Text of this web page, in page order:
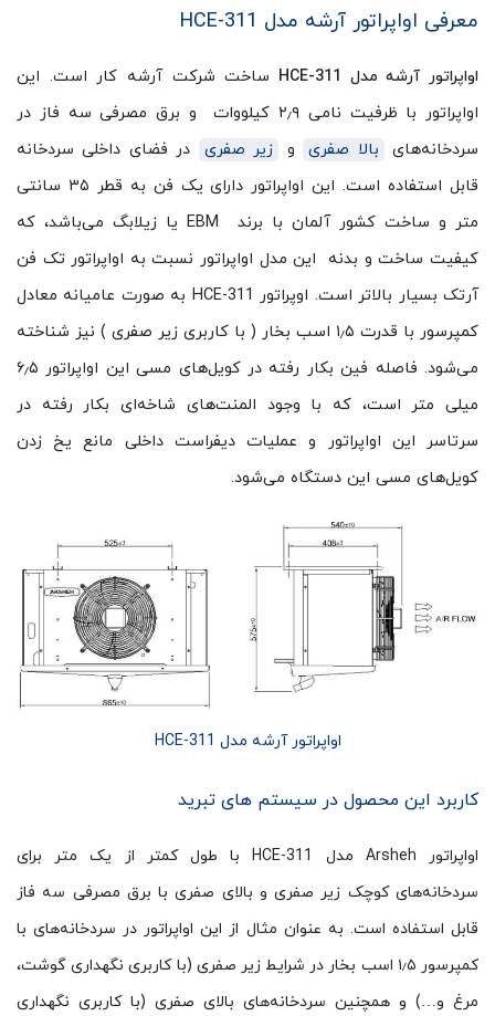
معرفی اواپراتور آرشه مدل HCE-311
اواپراتور آرشه مدل HCE-311
ساخت شرکت آرشه کار است. این
اواپراتور با ظرفیت نامی ۲٫۹ کیلووات و برق مصرفی سه فاز در
سردخانه‌های
بالا صفری و زیر صفری
در فضای داخلی سردخانه
قابل استفاده است. این اواپراتور دارای یک فن به قطر ۳۵ سانتی
متر و ساخت کشور آلمان با برند EBM یا زیلابگ می‌باشد، که
کیفیت ساخت و بدنه این مدل اواپراتور نسبت به اواپراتور تک فن
آرتک بسیار بالاتر است. اوپراتور HCE-311 به صورت عامیانه معادل
کمپرسور با قدرت ۱٫۵ اسب بخار ( با کاربری زیر صفری ) نیز شناخته
می‌شود. فاصله فین‌ بکار رفته در کویل‌های مسی این اواپراتور ۶٫۵
میلی متر است، که با وجود المنت‌های شاخه‌ای بکار رفته در
سرتاسر این اواپراتور و عملیات دیفراست داخلی مانع یخ زدن
کویل‌های مسی این دستگاه می‌شود.
اواپراتور آرشه مدل HCE-311
کاربرد این محصول در سیستم های تبرید
اواپراتور Arsheh مدل HCE-311 با طول کمتر از یک متر برای
سردخانه‌های کوچک زیر صفری و بالای صفری با برق مصرفی سه فاز
قابل استفاده است. به عنوان مثال از این اواپراتور در سردخانه‌های با
کمپرسور ۱٫۵ اسب بخار در شرایط زیر صفری (با کاربری نگهداری گوشت،
مرغ و…) و همچنین سردخانه‌های بالای صفری (با کاربری نگهداری